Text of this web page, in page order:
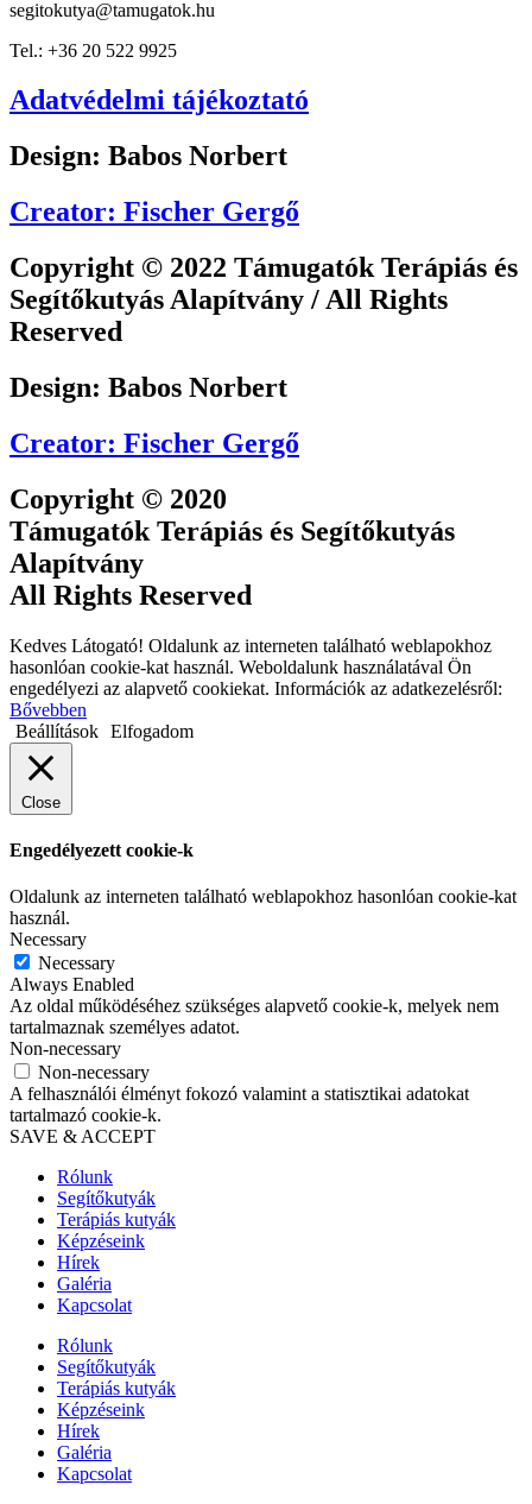
segitokutya@tamugatok.hu
Tel.: +36 20 522 9925
Adatvédelmi tájékoztató
Design: Babos Norbert
Creator: Fischer Gergő
Copyright © 2022 Támugatók Terápiás és
Segítőkutyás Alapítvány / All Rights
Reserved
Design: Babos Norbert
Creator: Fischer Gergő
Copyright © 2020
Támugatók Terápiás és Segítőkutyás
Alapítvány
All Rights Reserved
Kedves Látogató! Oldalunk az interneten található weblapokhoz
hasonlóan cookie-kat használ. Weboldalunk használatával Ön
engedélyezi az alapvető cookiekat. Információk az adatkezelésről:
Bővebben
Beállítások Elfogadom
Close
Engedélyezett cookie-k
Oldalunk az interneten található weblapokhoz hasonlóan cookie-kat
használ.
Necessary
Necessary
Always Enabled
Az oldal működéséhez szükséges alapvető cookie-k, melyek nem
tartalmaznak személyes adatot.
Non-necessary
Non-necessary
A felhasználói élményt fokozó valamint a statisztikai adatokat
tartalmazó cookie-k.
SAVE & ACCEPT
Rólunk
Segítőkutyák
Terápiás kutyák
Képzéseink
Hírek
Galéria
Kapcsolat
Rólunk
Segítőkutyák
Terápiás kutyák
Képzéseink
Hírek
Galéria
Kapcsolat